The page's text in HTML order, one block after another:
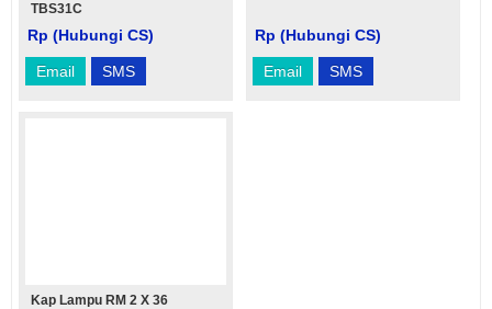
TBS31C
Rp (Hubungi CS)
Email SMS
Rp (Hubungi CS)
Email SMS
Kap Lampu RM 2 X 36